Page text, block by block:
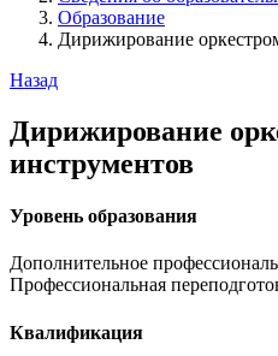
Образование
Дирижирование
Назад
Дирижирование
инструментов
Уровень образования
Дополнительное
Профессиональная
Квалификация